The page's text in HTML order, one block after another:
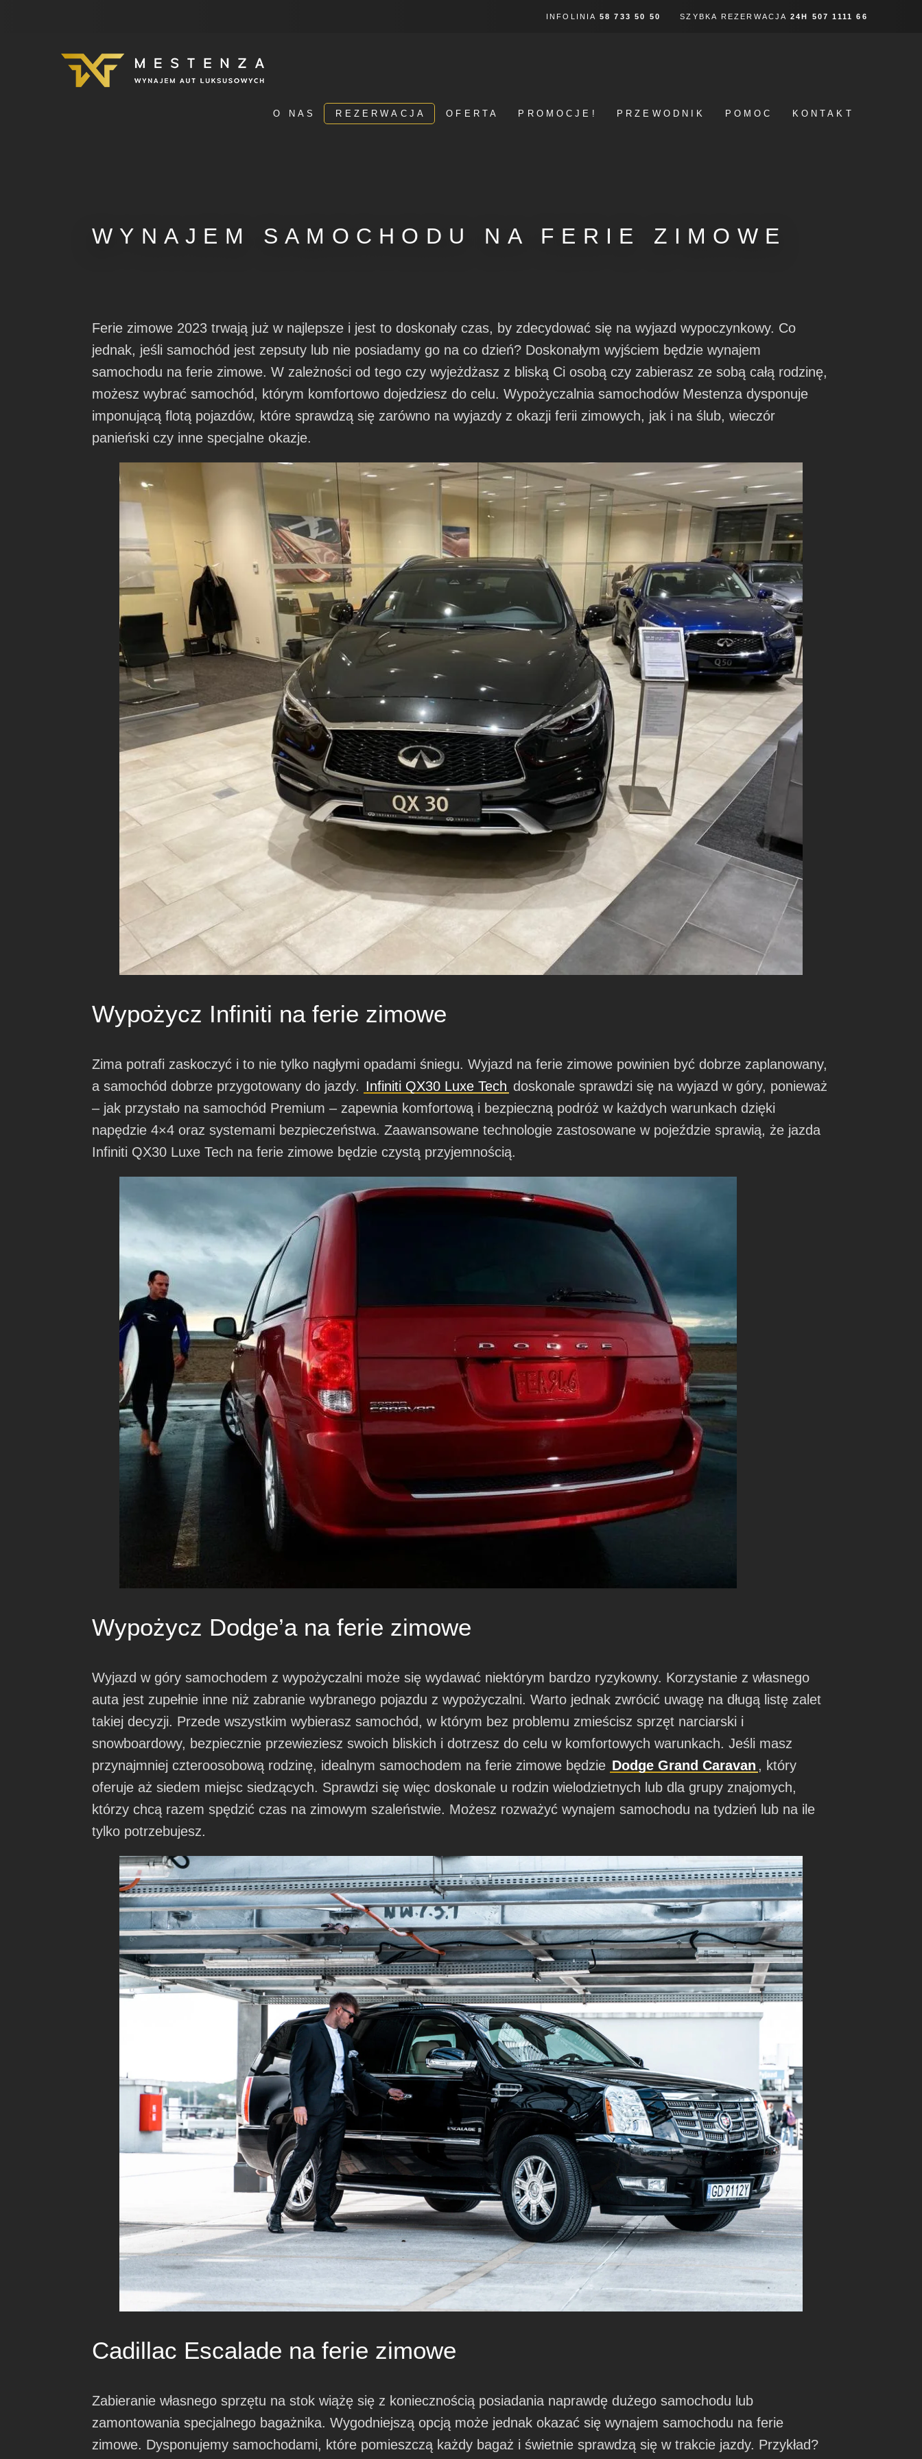
INFOLINIA 58 733 50 50 SZYBKA REZERWACJA 24H 507 1111 66
O NAS REZERWACJA OFERTA PROMOCJE! PRZEWODNIK POMOC KONTAKT
WYNAJEM SAMOCHODU NA FERIE ZIMOWE
Ferie zimowe 2023 trwają już w najlepsze i jest to doskonały czas, by zdecydować się na wyjazd wypoczynkowy. Co
jednak, jeśli samochód jest zepsuty lub nie posiadamy go na co dzień? Doskonałym wyjściem będzie wynajem
samochodu na ferie zimowe. W zależności od tego czy wyjeżdżasz z bliską Ci osobą czy zabierasz ze sobą całą rodzinę,
możesz wybrać samochód, którym komfortowo dojedziesz do celu. Wypożyczalnia samochodów Mestenza dysponuje
imponującą flotą pojazdów, które sprawdzą się zarówno na wyjazdy z okazji ferii zimowych, jak i na ślub, wieczór
panieński czy inne specjalne okazje.
Wypożycz Infiniti na ferie zimowe
Zima potrafi zaskoczyć i to nie tylko nagłymi opadami śniegu. Wyjazd na ferie zimowe powinien być dobrze zaplanowany,
a samochód dobrze przygotowany do jazdy. Infiniti QX30 Luxe Tech doskonale sprawdzi się na wyjazd w góry, ponieważ
– jak przystało na samochód Premium – zapewnia komfortową i bezpieczną podróż w każdych warunkach dzięki
napędzie 4×4 oraz systemami bezpieczeństwa. Zaawansowane technologie zastosowane w pojeździe sprawią, że jazda
Infiniti QX30 Luxe Tech na ferie zimowe będzie czystą przyjemnością.
Wypożycz Dodge’a na ferie zimowe
Wyjazd w góry samochodem z wypożyczalni może się wydawać niektórym bardzo ryzykowny. Korzystanie z własnego
auta jest zupełnie inne niż zabranie wybranego pojazdu z wypożyczalni. Warto jednak zwrócić uwagę na długą listę zalet
takiej decyzji. Przede wszystkim wybierasz samochód, w którym bez problemu zmieścisz sprzęt narciarski i
snowboardowy, bezpiecznie przewieziesz swoich bliskich i dotrzesz do celu w komfortowych warunkach. Jeśli masz
przynajmniej czteroosobową rodzinę, idealnym samochodem na ferie zimowe będzie Dodge Grand Caravan , który
oferuje aż siedem miejsc siedzących. Sprawdzi się więc doskonale u rodzin wielodzietnych lub dla grupy znajomych,
którzy chcą razem spędzić czas na zimowym szaleństwie. Możesz rozważyć wynajem samochodu na tydzień lub na ile
tylko potrzebujesz.
Cadillac Escalade na ferie zimowe
Zabieranie własnego sprzętu na stok wiążę się z koniecznością posiadania naprawdę dużego samochodu lub
zamontowania specjalnego bagażnika. Wygodniejszą opcją może jednak okazać się wynajem samochodu na ferie
zimowe. Dysponujemy samochodami, które pomieszczą każdy bagaż i świetnie sprawdzą się w trakcie jazdy. Przykład?